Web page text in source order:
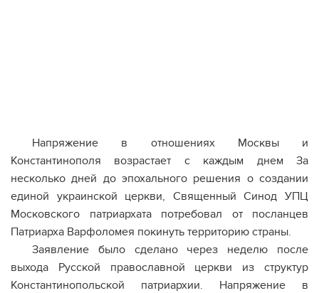
Напряжение в отношениях Москвы и
Константинополя возрастает с каждым днем За
несколько дней до эпохального решения о создании
единой украинской церкви, Священный Синод УПЦ
Московского патриархата потребовал от посланцев
Патриарха Варфоломея покинуть территорию страны.
Заявление было сделано через неделю после
выхода Русской православной церкви из структур
Константинопольской патриархии. Напряжение в